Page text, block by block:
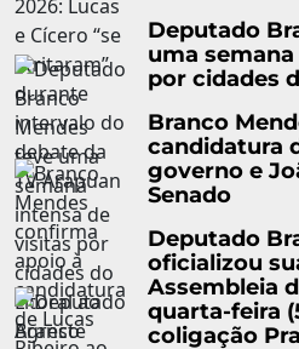
Deputado
uma
por cidades
Branco
candidatura
governo e
Senado
Deputado
oficializou
Assembleia
quarta-feira
coligação